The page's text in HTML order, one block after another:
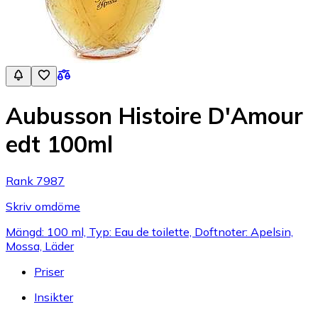
Aubusson Histoire D'Amour
edt 100ml
Rank 7987
Skriv omdöme
Mängd: 100 ml, Typ: Eau de toilette, Doftnoter: Apelsin,
Mossa, Läder
Priser
Insikter